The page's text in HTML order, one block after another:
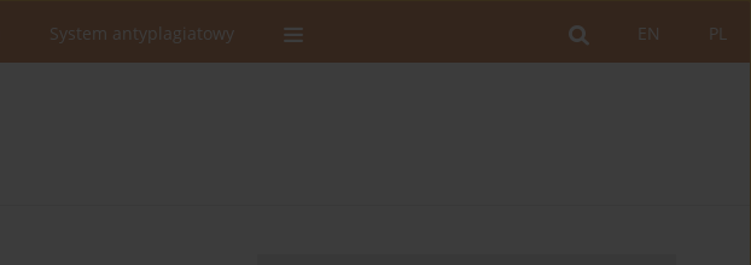
PL
EN
System antyplagiatowy